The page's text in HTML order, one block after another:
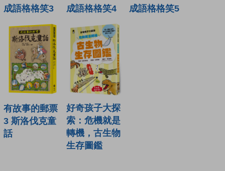
成語格格笑3 成語格格笑4 成語格格笑5
有故事的郵票
3 斯洛伐克童
話
好奇孩子大探
索：危機就是
轉機，古生物
生存圖鑑